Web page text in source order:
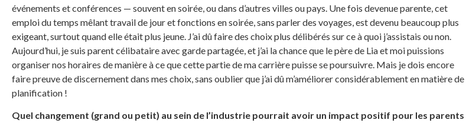
événements et conférences — souvent en soirée, ou dans d’autres villes ou pays. Une fois devenue parente, cet
emploi du temps mêlant travail de jour et fonctions en soirée, sans parler des voyages, est devenu beaucoup plus
exigeant, surtout quand elle était plus jeune. J’ai dû faire des choix plus délibérés sur ce à quoi j’assistais ou non.
Aujourd’hui, je suis parent célibataire avec garde partagée, et j’ai la chance que le père de Lia et moi puissions
organiser nos horaires de manière à ce que cette partie de ma carrière puisse se poursuivre. Mais je dois encore
faire preuve de discernement dans mes choix, sans oublier que j’ai dû m’améliorer considérablement en matière de
planification !
Quel changement (grand ou petit) au sein de l’industrie pourrait avoir un impact positif pour les parents